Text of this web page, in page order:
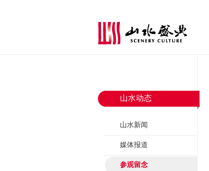
山水动态
山水新闻
媒体报道
参观留念